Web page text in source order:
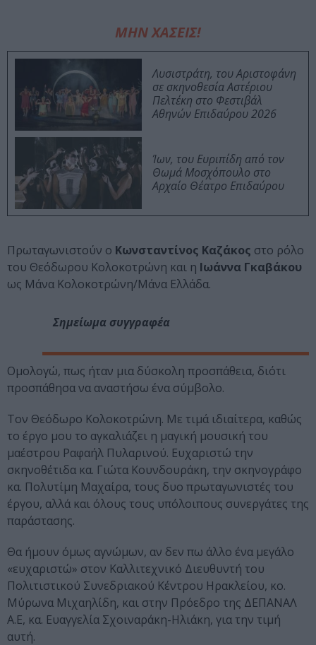
ΜΗΝ ΧΑΣΕΙΣ!
Λυσιστράτη, του Αριστοφάνη
σε σκηνοθεσία Αστέριου
Πελτέκη στο Φεστιβάλ
Αθηνών Επιδαύρου 2026
Ίων, του Ευριπίδη από τον
Θωμά Μοσχόπουλο στο
Αρχαίο Θέατρο Επιδαύρου
Πρωταγωνιστούν ο Κωνσταντίνος Καζάκος στο ρόλο
του Θεόδωρου Κολοκοτρώνη και η Ιωάννα Γκαβάκου
ως Μάνα Κολοκοτρώνη/Μάνα Ελλάδα.
Σημείωμα συγγραφέα
Ομολογώ, πως ήταν μια δύσκολη προσπάθεια, διότι
προσπάθησα να αναστήσω ένα σύμβολο.
Τον Θεόδωρο Κολοκοτρώνη. Με τιμά ιδιαίτερα, καθώς
το έργο μου το αγκαλιάζει η μαγική μουσική του
μαέστρου Ραφαήλ Πυλαρινού. Ευχαριστώ την
σκηνοθέτιδα κα. Γιώτα Κουνδουράκη, την σκηνογράφο
κα. Πολυτίμη Μαχαίρα, τους δυο πρωταγωνιστές του
έργου, αλλά και όλους τους υπόλοιπους συνεργάτες της
παράστασης.
Θα ήμουν όμως αγνώμων, αν δεν πω άλλο ένα μεγάλο
«ευχαριστώ» στον Καλλιτεχνικό Διευθυντή του
Πολιτιστικού Συνεδριακού Κέντρου Ηρακλείου, κο.
Μύρωνα Μιχαηλίδη, και στην Πρόεδρο της ΔΕΠΑΝΑΛ
Α.Ε, κα. Ευαγγελία Σχοιναράκη-Ηλιάκη, για την τιμή
αυτή.